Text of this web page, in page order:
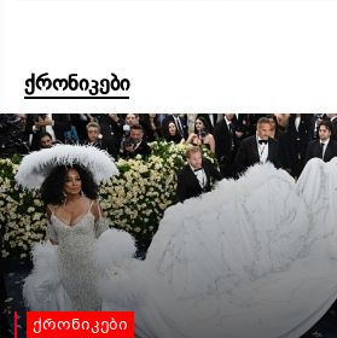
ქრონიკები
ქრონიკები